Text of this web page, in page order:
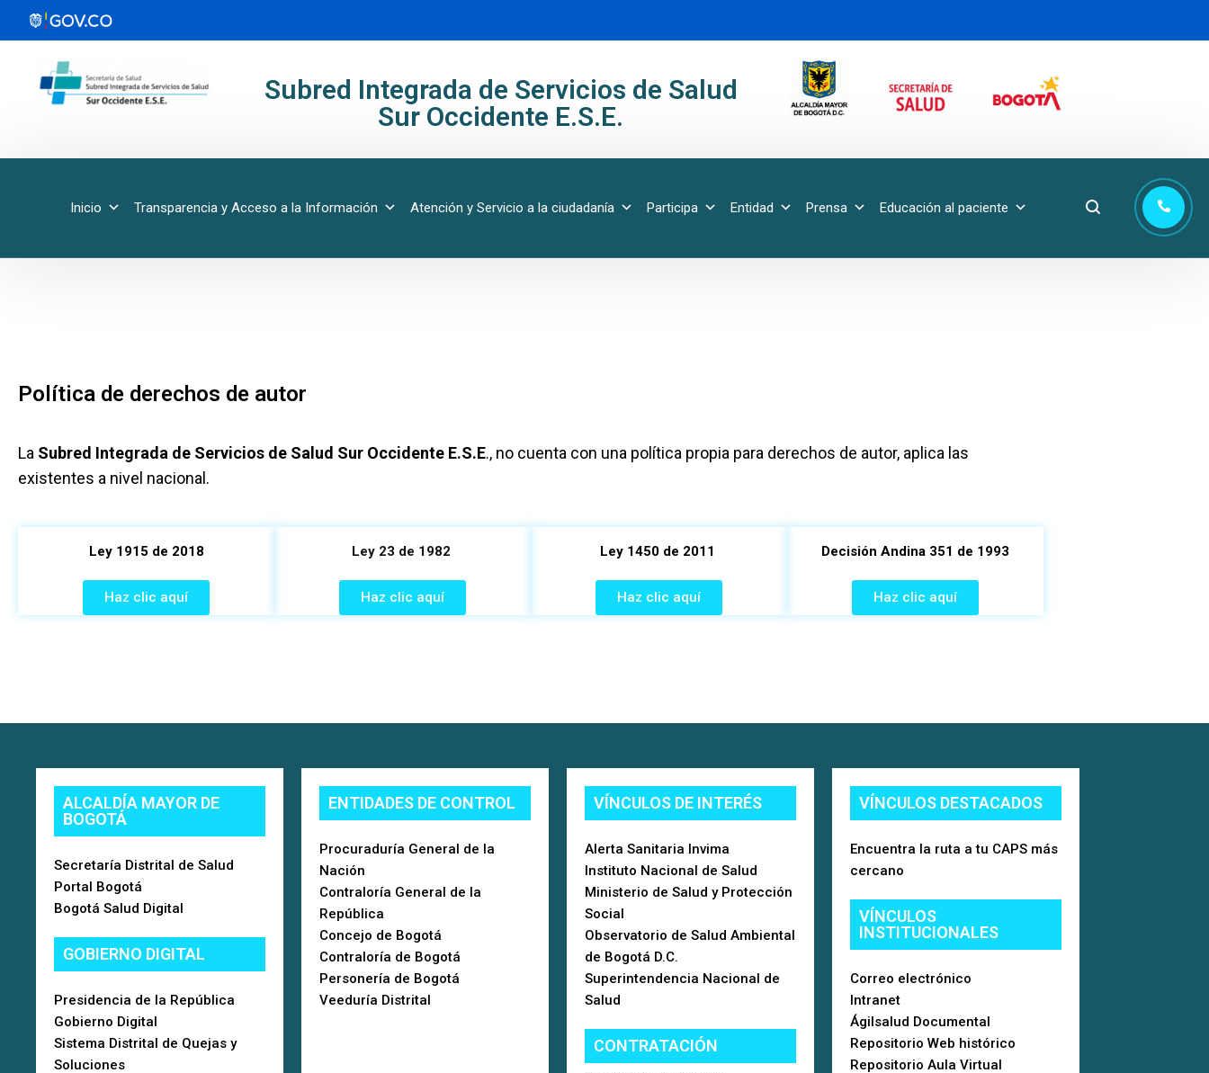
Subred Integrada de Servicios de Salud
Sur Occidente E.S.E.
Inicio Transparencia y Acceso a la Información Atención y Servicio a la ciudadanía Participa Entidad Prensa Educación al paciente
Política de derechos de autor
La Subred Integrada de Servicios de Salud Sur Occidente E.S.E., no cuenta con una política propia para derechos de autor, aplica las
existentes a nivel nacional.
Ley 1915 de 2018
Haz clic aquí
Ley 23 de 1982
Haz clic aquí
Ley 1450 de 2011
Haz clic aquí
Decisión Andina 351 de 1993
Haz clic aquí
ALCALDÍA MAYOR DE
BOGOTÁ
Secretaría Distrital de Salud
Portal Bogotá
Bogotá Salud Digital
GOBIERNO DIGITAL
Presidencia de la República
Gobierno Digital
Sistema Distrital de Quejas y
Soluciones
ENTIDADES DE CONTROL
Procuraduría General de la
Nación
Contraloría General de la
República
Concejo de Bogotá
Contraloría de Bogotá
Personería de Bogotá
Veeduría Distrital
VÍNCULOS DE INTERÉS
Alerta Sanitaria Invima
Instituto Nacional de Salud
Ministerio de Salud y Protección
Social
Observatorio de Salud Ambiental
de Bogotá D.C.
Superintendencia Nacional de
Salud
CONTRATACIÓN
VÍNCULOS DESTACADOS
Encuentra la ruta a tu CAPS más
cercano
VÍNCULOS
INSTITUCIONALES
Correo electrónico
Intranet
Ágilsalud Documental
Repositorio Web histórico
Repositorio Aula Virtual